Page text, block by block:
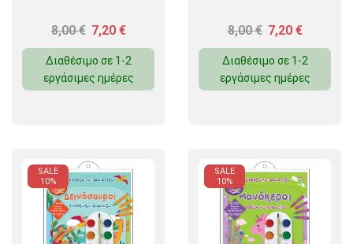
8,00€ 7,20 €
Διαθέσιμο σε 1-2
εργάσιμες ημέρες
8,00€ 7,20 €
Διαθέσιμο σε 1-2
εργάσιμες ημέρες
SALE
10%
SALE
10%